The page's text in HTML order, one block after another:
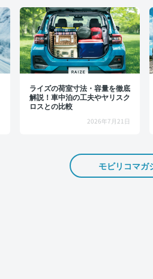
ライズの荷室寸法・容量を徹底
解説！車中泊の工夫やヤリスク
ロスとの比較
2026年7月21日
モビリコマガ